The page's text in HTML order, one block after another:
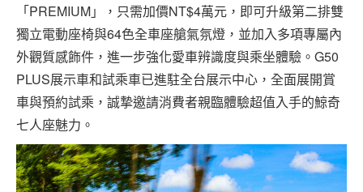
「PREMIUM」，只需加價NT$4萬元，即可升級第二排雙
獨立電動座椅與64色全車座艙氣氛燈，並加入多項專屬內
外觀質感飾件，進一步強化愛車辨識度與乘坐體驗。G50
PLUS展示車和試乘車已進駐全台展示中心，全面展開賞
車與預約試乘，誠摯邀請消費者親臨體驗超值入手的鯨奇
七人座魅力。